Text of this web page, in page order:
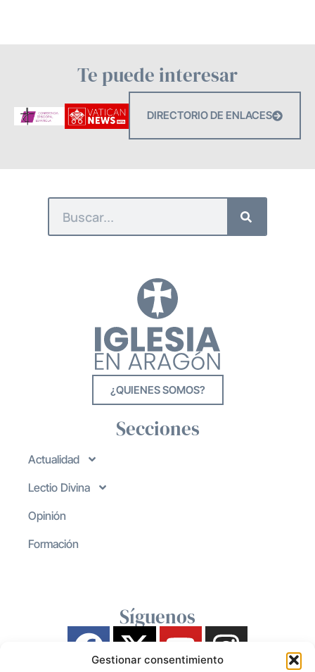
Gestionar consentimiento
Te puede interesar
DIRECTORIO DE ENLACES
¿QUIENES SOMOS?
Secciones
Actualidad
Lectio Divina
Opinión
Formación
Síguenos